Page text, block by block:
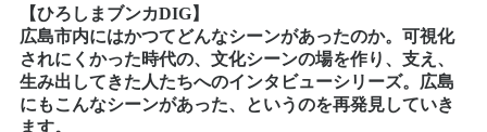
【ひろしまブンカDIG】
広島市内にはかつてどんなシーンがあったのか。可視化
されにくかった時代の、文化シーンの場を作り、支え、
生み出してきた人たちへのインタビューシリーズ。広島
にもこんなシーンがあった、というのを再発見していき
ます。